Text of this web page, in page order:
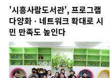
'시흥사람도서관', 프로그램
다양화ㆍ네트워크 확대로 시
민 만족도 높인다